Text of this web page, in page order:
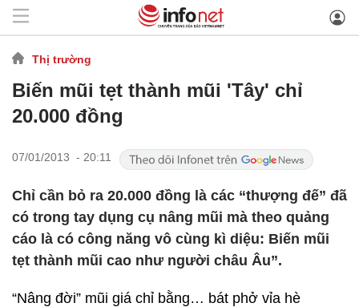
Thị trường
Biến mũi tẹt thành mũi 'Tây' chỉ
20.000 đồng
07/01/2013 - 20:11
Chỉ cần bỏ ra 20.000 đồng là các “thượng đế” đã
có trong tay dụng cụ nâng mũi mà theo quảng
cáo là có công năng vô cùng kì diệu: Biến mũi
tẹt thành mũi cao như người châu Âu”.
“Nâng đời” mũi giá chỉ bằng… bát phở vỉa hè